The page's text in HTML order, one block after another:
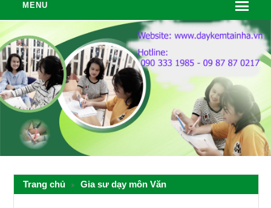
MENU
Trang chủ Gia sư dạy môn Văn